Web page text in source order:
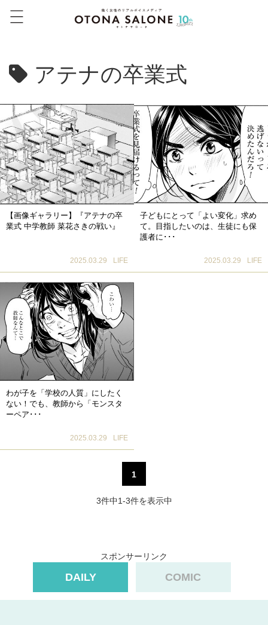
アテナの卒業式
【画像ギャラリー】『アテナの卒
業式 中学教師 菜花さきの戦い』
2025.03.29 LIFE
子どもにとって「よい変化」求め
て。目指したいのは、生徒にも保
護者に･･･
2025.03.29 LIFE
わが子を「学校の人質」にしたく
ない！でも、教師から「モンスタ
ーペア･･･
2025.03.29 LIFE
1
3件中1-3件を表示中
スポンサーリンク
DAILY COMIC